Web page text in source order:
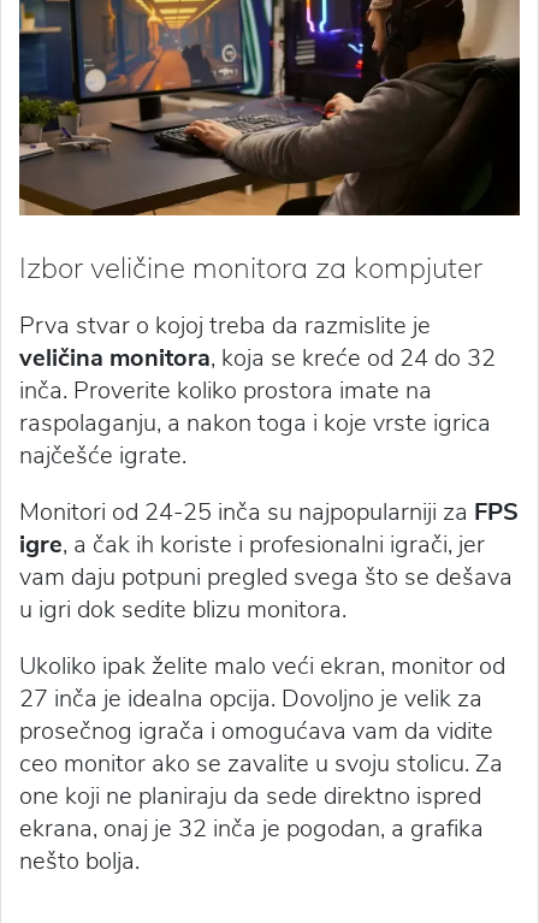
Izbor veličine monitora za kompjuter
Prva stvar o kojoj treba da razmislite je
veličina monitora, koja se kreće od 24 do 32
inča. Proverite koliko prostora imate na
raspolaganju, a nakon toga i koje vrste igrica
najčešće igrate.
Monitori od 24-25 inča su najpopularniji za FPS
igre, a čak ih koriste i profesionalni igrači, jer
vam daju potpuni pregled svega što se dešava
u igri dok sedite blizu monitora.
Ukoliko ipak želite malo veći ekran, monitor od
27 inča je idealna opcija. Dovoljno je velik za
prosečnog igrača i omogućava vam da vidite
ceo monitor ako se zavalite u svoju stolicu. Za
one koji ne planiraju da sede direktno ispred
ekrana, onaj je 32 inča je pogodan, a grafika
nešto bolja.